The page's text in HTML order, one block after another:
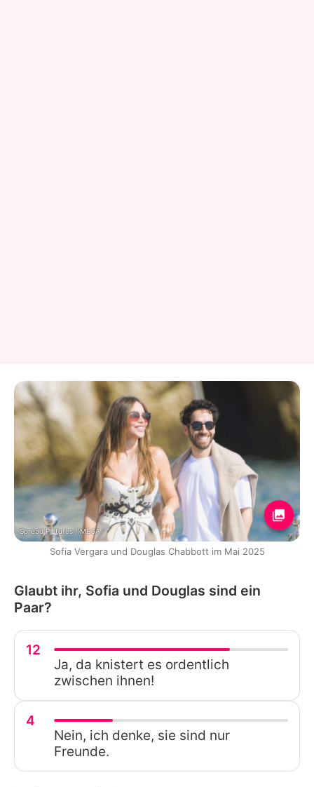
Spread Pictures / MEGA
Sofia Vergara und Douglas Chabbott im Mai 2025
Glaubt ihr, Sofia und Douglas sind ein
Paar?
12
Ja, da knistert es ordentlich
zwischen ihnen!
4
Nein, ich denke, sie sind nur
Freunde.